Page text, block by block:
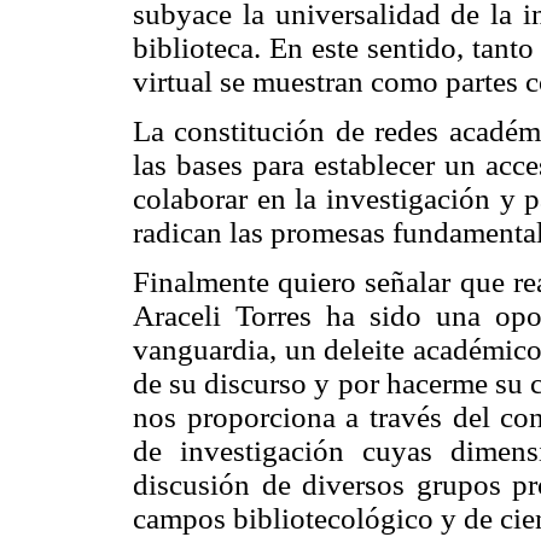
subyace la universalidad de la
biblioteca. En este sentido,
virtual se muestran como partes
La constitución de redes
las bases para establecer un
colaborar en la investigación y
radican las promesas
Finalmente quiero señalar que
Araceli Torres ha sido una
vanguardia, un deleite
de su discurso y por hacerme su
nos proporciona a través del
de investigación cuyas
discusión de diversos grupos
campos bibliotecológico y de